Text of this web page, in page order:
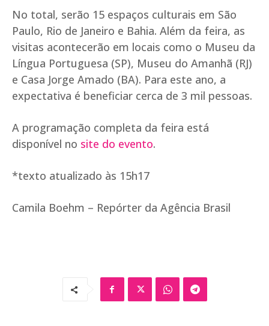
No total, serão 15 espaços culturais em São
Paulo, Rio de Janeiro e Bahia. Além da feira, as
visitas acontecerão em locais como o Museu da
Língua Portuguesa (SP), Museu do Amanhã (RJ)
e Casa Jorge Amado (BA). Para este ano, a
expectativa é beneficiar cerca de 3 mil pessoas.
A programação completa da feira está
disponível no site do evento.
*texto atualizado às 15h17
Camila Boehm – Repórter da Agência Brasil